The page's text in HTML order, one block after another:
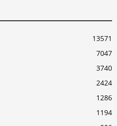
13571
7047
3740
2424
1286
1194